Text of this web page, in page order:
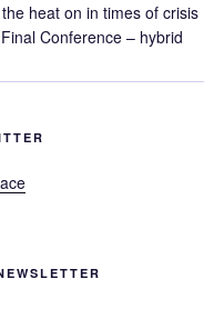
heat on in times of crisis
Conference – hybrid